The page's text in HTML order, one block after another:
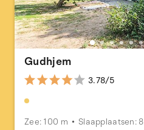
Gudhjem
3.78/5
Zee: 100 m Slaapplaatsen: 8